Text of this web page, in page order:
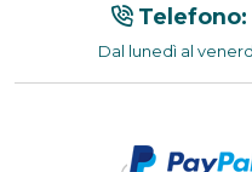
Telefono:
Dal lunedì al